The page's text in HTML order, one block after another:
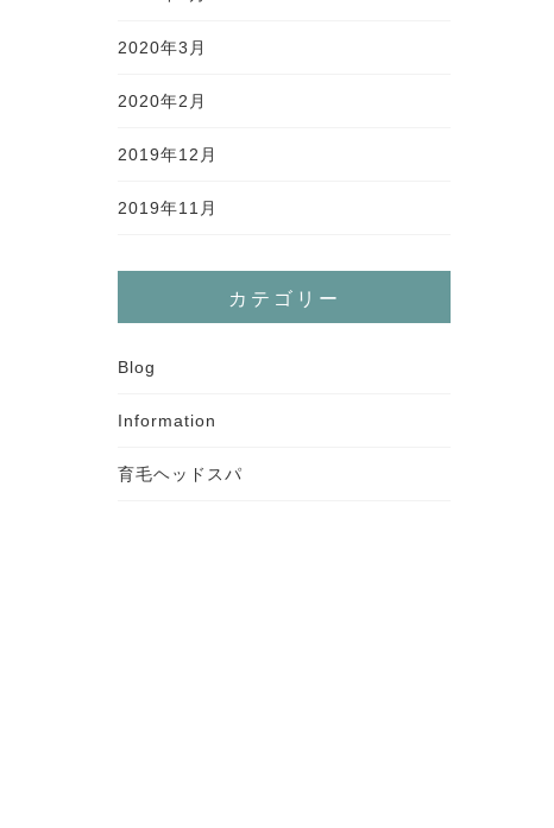
2020年3月
2020年2月
2019年12月
2019年11月
カテゴリー
Blog
Information
育毛ヘッドスパ